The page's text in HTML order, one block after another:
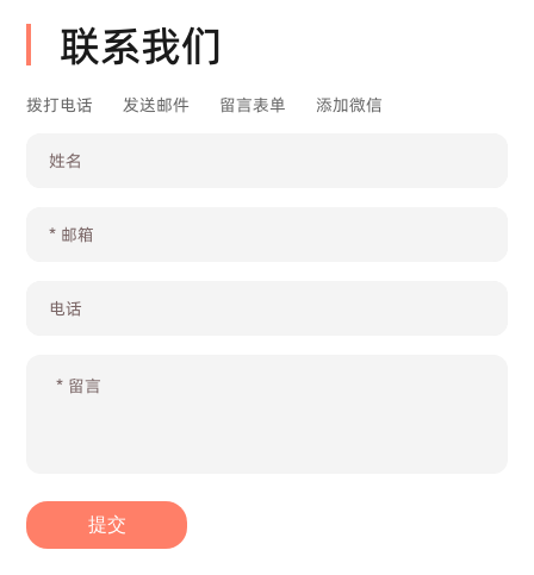
联系我们
拨打电话 发送邮件 留言表单 添加微信
提交